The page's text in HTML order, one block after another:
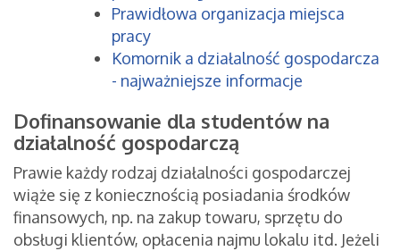
Prawidłowa organizacja miejsca
pracy
Komornik a działalność gospodarcza
- najważniejsze informacje
Dofinansowanie dla studentów na
działalność gospodarczą
Prawie każdy rodzaj działalności gospodarczej
wiąże się z koniecznością posiadania środków
finansowych, np. na zakup towaru, sprzętu do
obsługi klientów, opłacenia najmu lokalu itd. Jeżeli